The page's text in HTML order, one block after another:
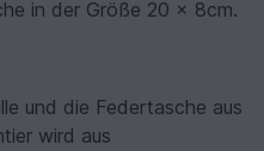
in der Größe 20 x 8cm.
und die Federtasche aus
wird aus